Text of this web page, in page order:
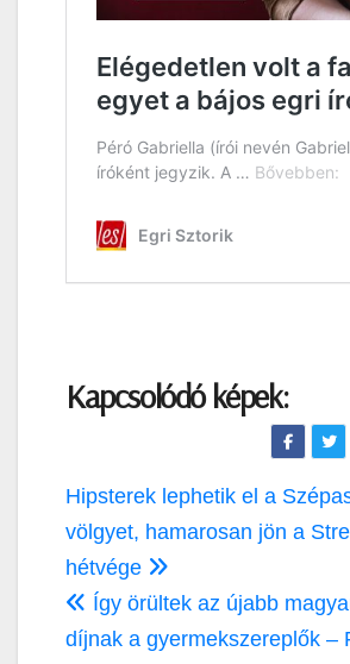
Kapcsolódó képek:
Bejegyzés
navigáció
Hipsterek lephetik el a
völgyet, hamarosan jön a
hétvége
Így örültek az újabb
díjnak a gyermekszereplők –